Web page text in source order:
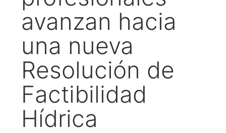
avanzan hacia
una nueva
Resolución de
Factibilidad
Hídrica